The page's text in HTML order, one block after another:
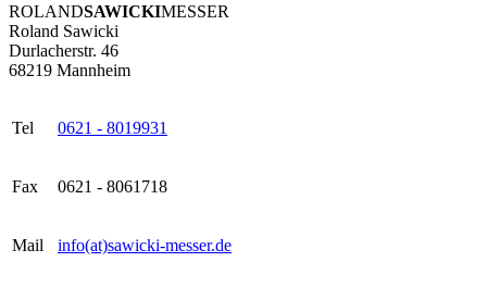
ROLANDSAWICKIMESSER
Roland Sawicki
Durlacherstr. 46
68219 Mannheim
Tel 0621 - 8019931
Fax 0621 - 8061718
Mail info(at)sawicki-messer.de